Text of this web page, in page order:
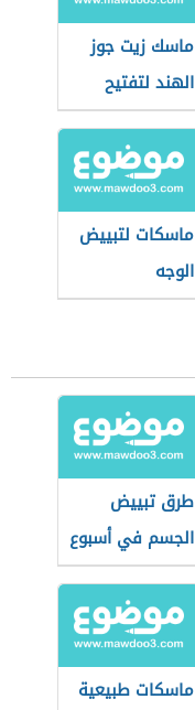
ماسك زيت جوز
الهند لتفتيح
البشرة
ماسكات لتبييض
الوجه
طرق تبييض
الجسم في أسبوع
ماسكات طبيعية